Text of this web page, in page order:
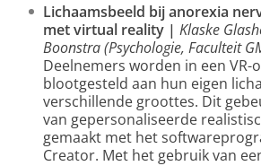
Lichaamsbeeld bij anorexia
met virtual reality | Klaske
Boonstra (Psychologie, Faculteit
Deelnemers worden in een VR-
blootgesteld aan hun eigen
verschillende groottes. Dit
van gepersonaliseerde
gemaakt met het
Creator. Met het gebruik van